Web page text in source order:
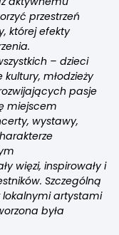
przestrzeń
której efekty
– dzieci
młodzieży
pasje
miejscem
wystawy,
więzi, inspirowały i
Szczególną
lokalnymi artystami
była